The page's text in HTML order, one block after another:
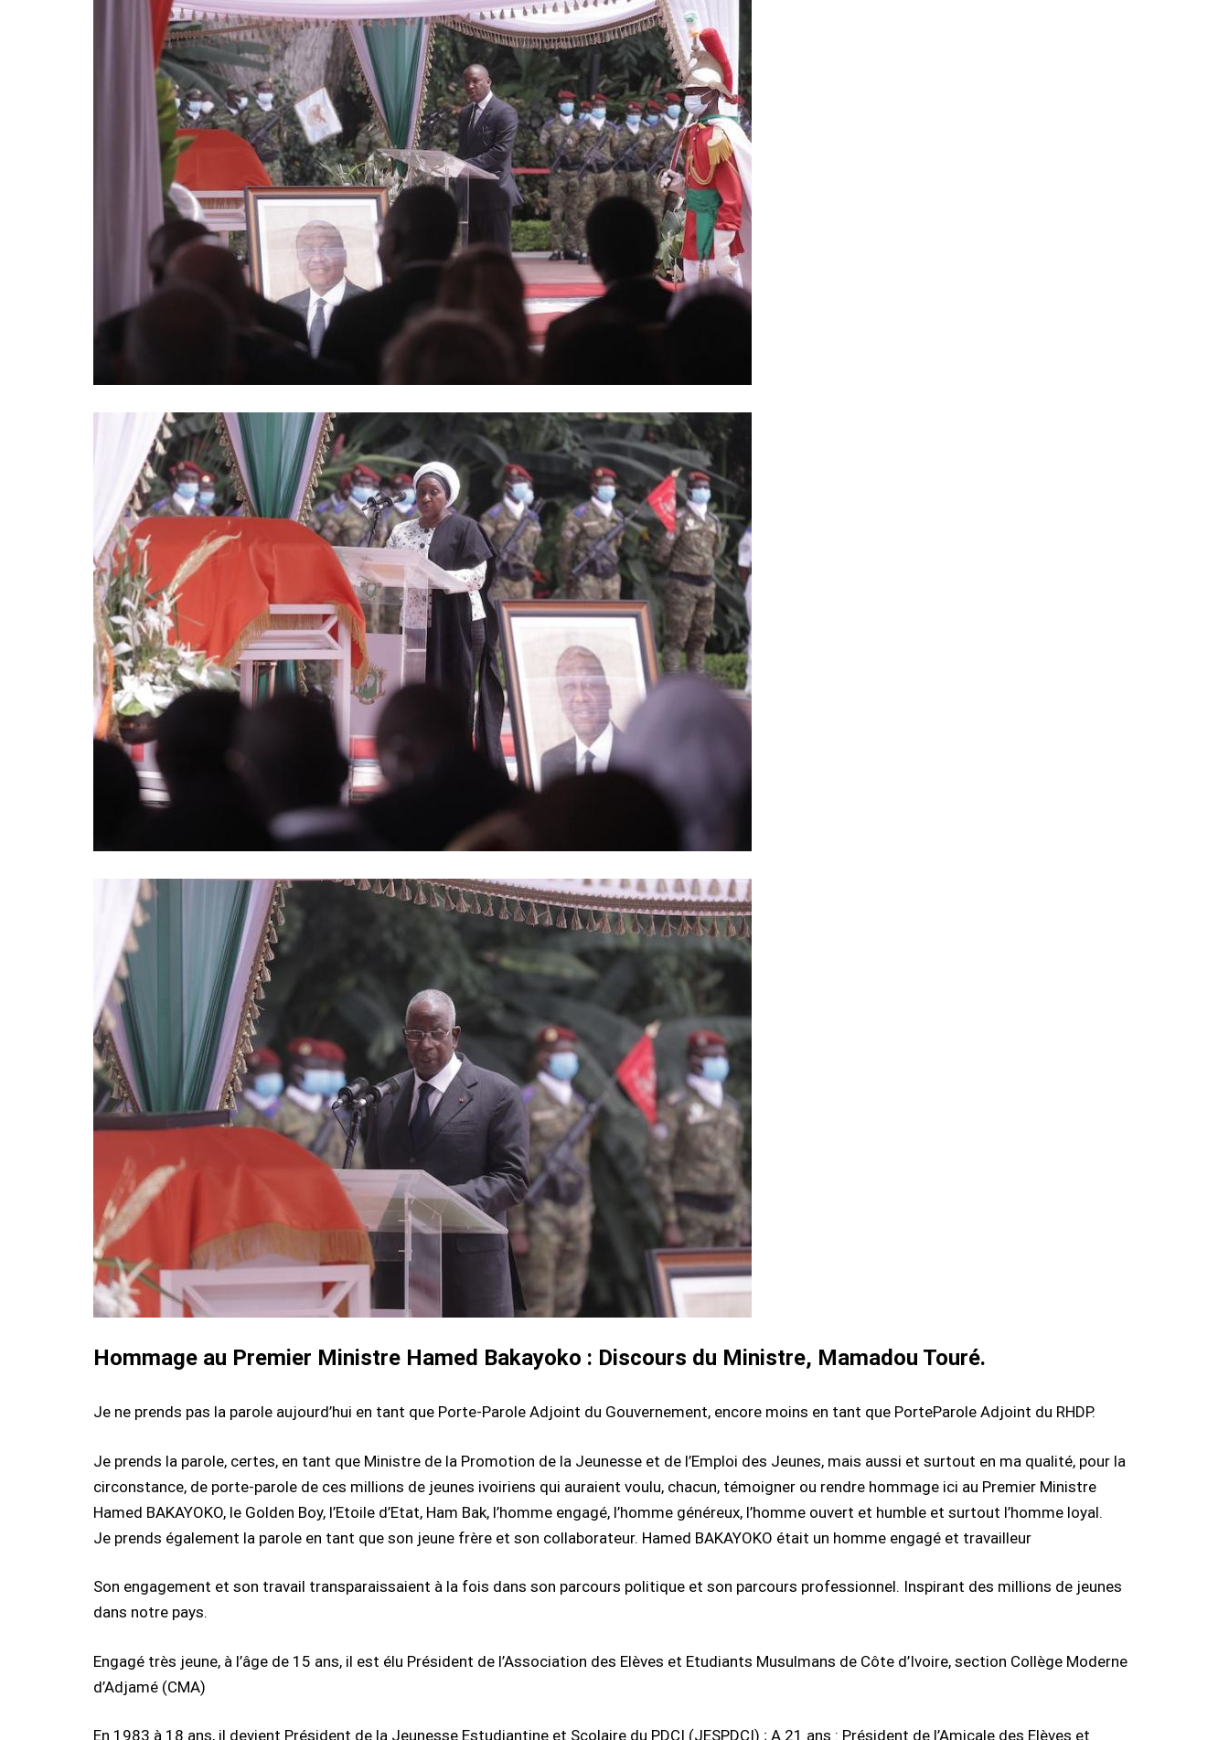
Hommage au Premier Ministre Hamed Bakayoko : Discours du Ministre, Mamadou Touré.
Je ne prends pas la parole aujourd’hui en tant que Porte-Parole Adjoint du Gouvernement, encore moins en tant que PorteParole Adjoint du RHDP.
Je prends la parole, certes, en tant que Ministre de la Promotion de la Jeunesse et de l’Emploi des Jeunes, mais aussi et surtout en ma qualité, pour la
circonstance, de porte-parole de ces millions de jeunes ivoiriens qui auraient voulu, chacun, témoigner ou rendre hommage ici au Premier Ministre
Hamed BAKAYOKO, le Golden Boy, l’Etoile d’Etat, Ham Bak, l’homme engagé, l’homme généreux, l’homme ouvert et humble et surtout l’homme loyal.
Je prends également la parole en tant que son jeune frère et son collaborateur. Hamed BAKAYOKO était un homme engagé et travailleur
Son engagement et son travail transparaissaient à la fois dans son parcours politique et son parcours professionnel. Inspirant des millions de jeunes
dans notre pays.
Engagé très jeune, à l’âge de 15 ans, il est élu Président de l’Association des Elèves et Etudiants Musulmans de Côte d’Ivoire, section Collège Moderne
d’Adjamé (CMA)
En 1983 à 18 ans, il devient Président de la Jeunesse Estudiantine et Scolaire du PDCI (JESPDCI) ; A 21 ans : Président de l’Amicale des Elèves et